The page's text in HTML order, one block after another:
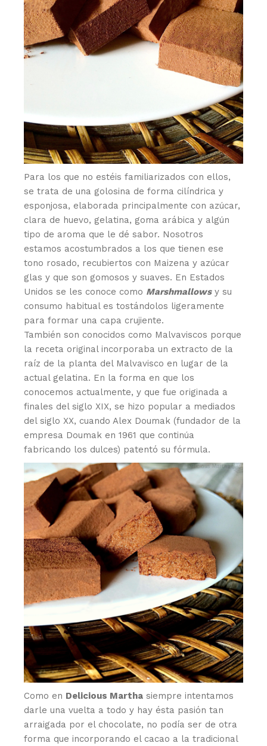
Para los que no estéis familiarizados con ellos,
se trata de una golosina de forma cilíndrica y
esponjosa, elaborada principalmente con azúcar,
clara de huevo, gelatina, goma arábica y algún
tipo de aroma que le dé sabor. Nosotros
estamos acostumbrados a los que tienen ese
tono rosado, recubiertos con Maizena y azúcar
glas y que son gomosos y suaves. En Estados
Unidos se les conoce como Marshmallowsy su
consumo habitual es tostándolos ligeramente
para formar una capa crujiente.
También son conocidos como Malvaviscos porque
la receta original incorporaba un extracto de la
raíz de la planta del Malvavisco en lugar de la
actual gelatina. En la forma en que los
conocemos actualmente, y que fue originada a
finales del siglo XIX, se hizo popular a mediados
del siglo XX, cuando Alex Doumak (fundador de la
empresa Doumak en 1961 que continúa
fabricando los dulces) patentó su fórmula.
Como en Delicious Martha siempre intentamos
darle una vuelta a todo y hay ésta pasión tan
arraigada por el chocolate, no podía ser de otra
forma que incorporando el cacao a la tradicional